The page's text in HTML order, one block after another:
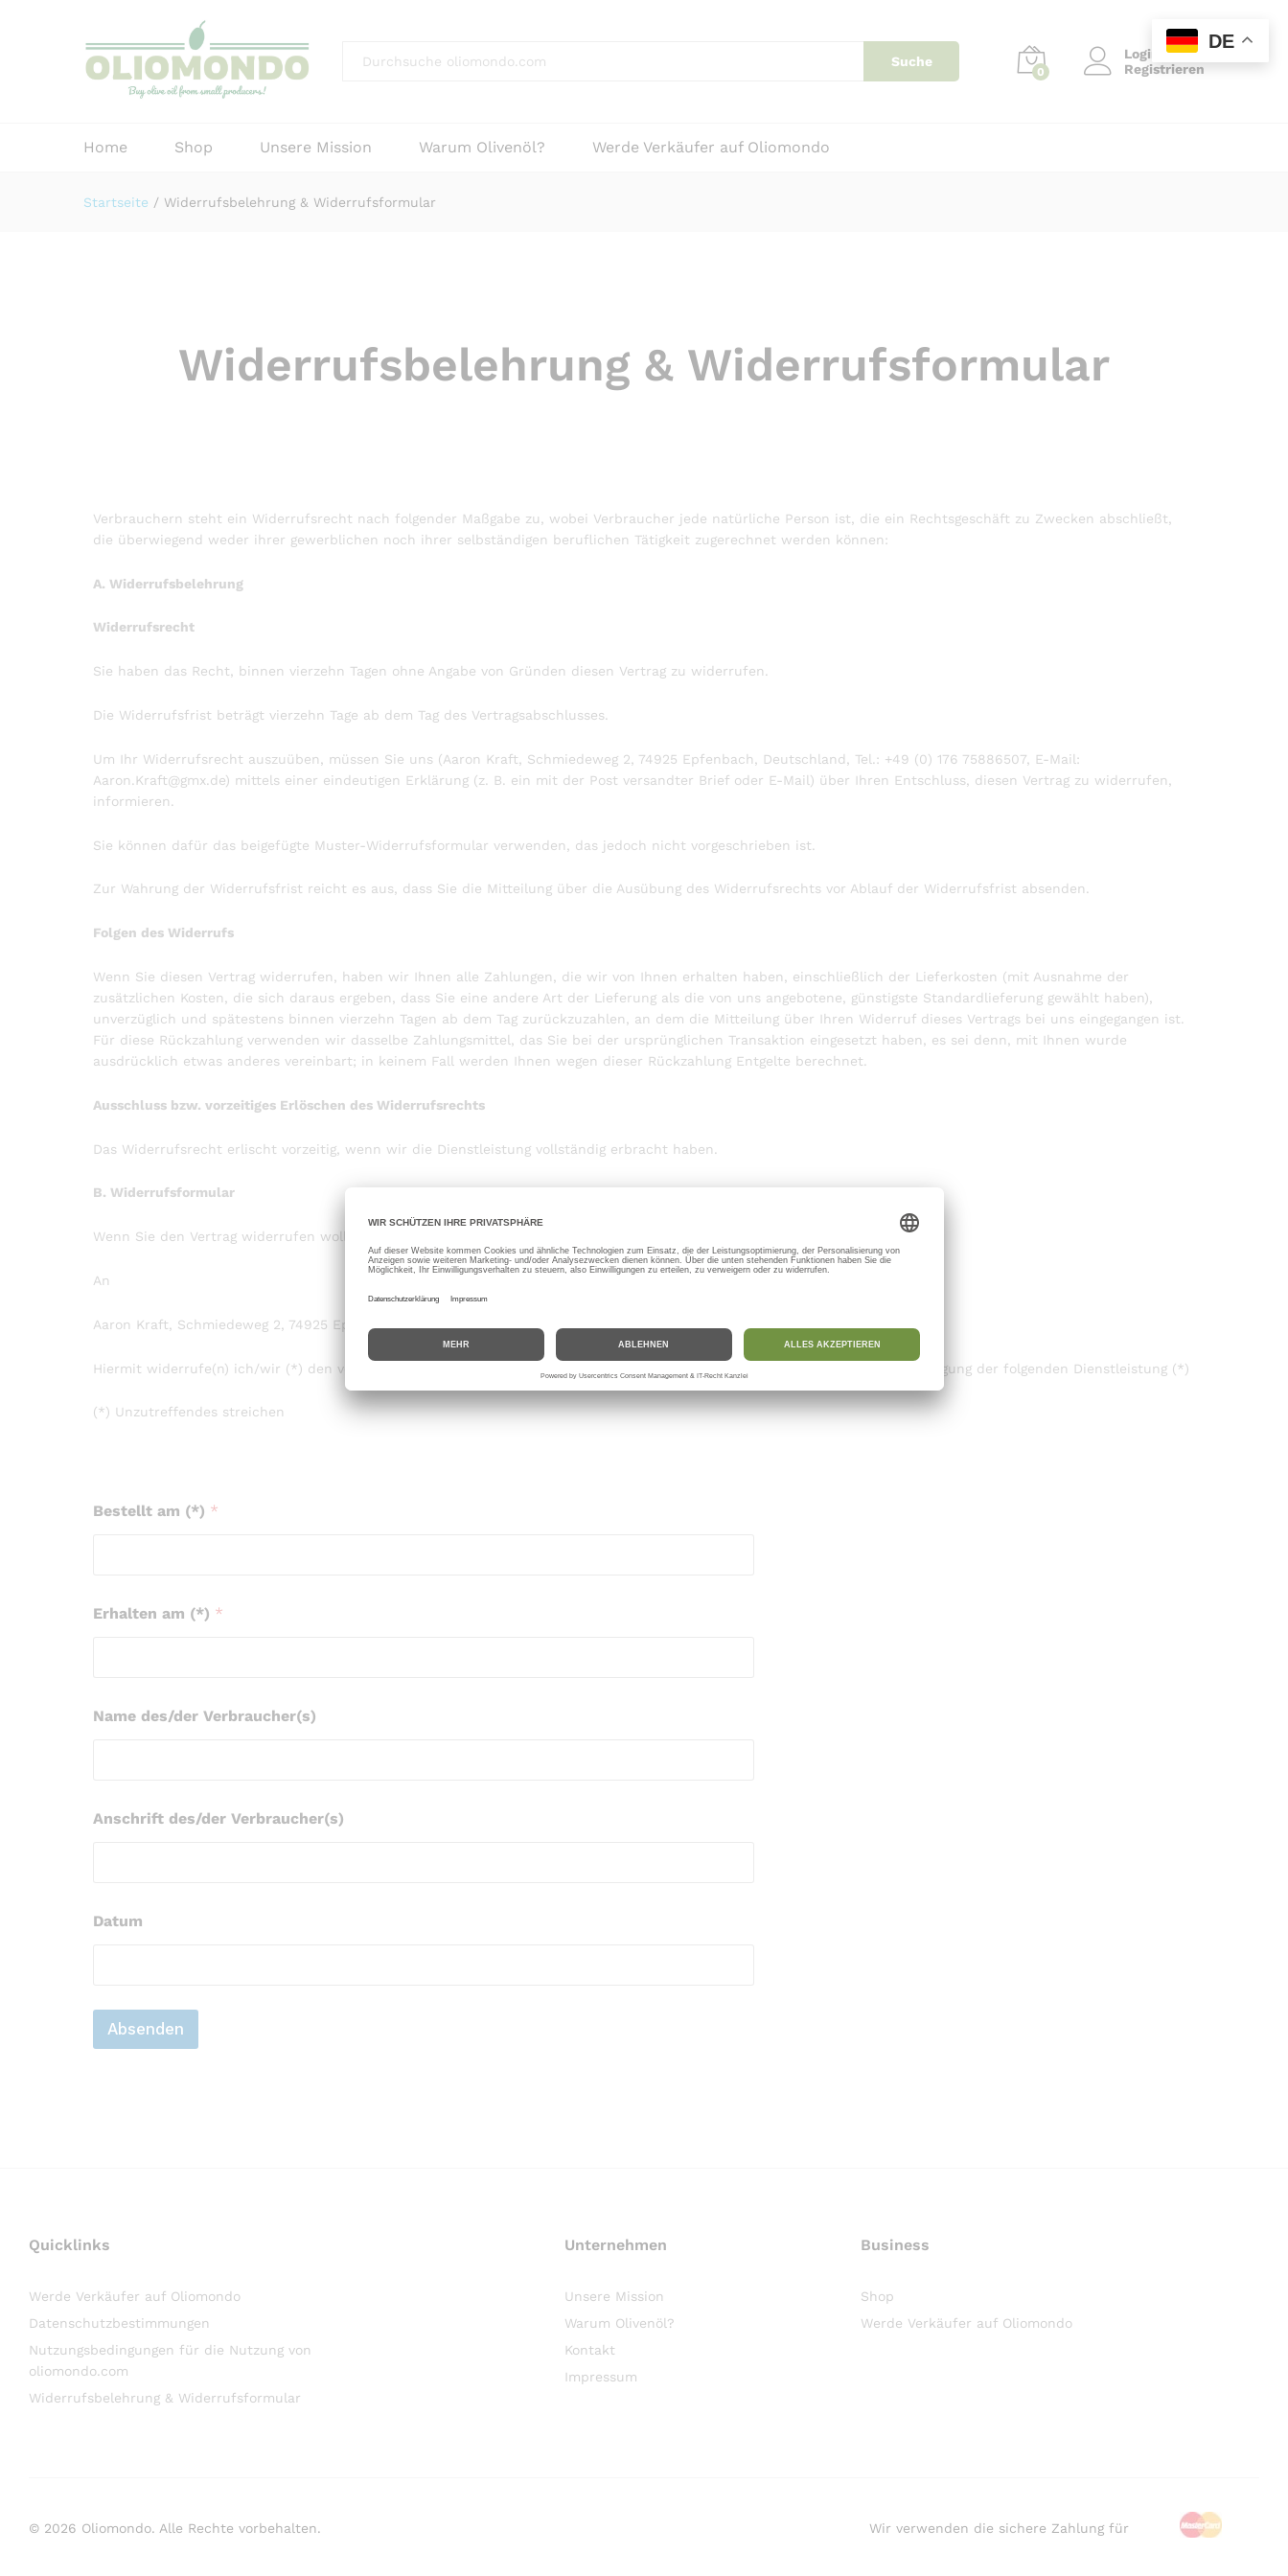
Alle Suche
0
Login
Registrieren
Home Shop Unsere Mission Warum Olivenöl? Werde Verkäufer auf Oliomondo
Startseite / Widerrufsbelehrung & Widerrufsformular
Widerrufsbelehrung & Widerrufsformular
Verbrauchern steht ein Widerrufsrecht nach folgender Maßgabe zu, wobei Verbraucher jede natürliche Person ist, die ein Rechtsgeschäft zu Zwecken abschließt,
die überwiegend weder ihrer gewerblichen noch ihrer selbständigen beruflichen Tätigkeit zugerechnet werden können:
A. Widerrufsbelehrung
Widerrufsrecht
Sie haben das Recht, binnen vierzehn Tagen ohne Angabe von Gründen diesen Vertrag zu widerrufen.
Die Widerrufsfrist beträgt vierzehn Tage ab dem Tag des Vertragsabschlusses.
Um Ihr Widerrufsrecht auszuüben, müssen Sie uns (Aaron Kraft, Schmiedeweg 2, 74925 Epfenbach, Deutschland, Tel.: +49 (0) 176 75886507, E-Mail:
Aaron.Kraft@gmx.de) mittels einer eindeutigen Erklärung (z. B. ein mit der Post versandter Brief oder E-Mail) über Ihren Entschluss, diesen Vertrag zu widerrufen,
informieren.
Sie können dafür das beigefügte Muster-Widerrufsformular verwenden, das jedoch nicht vorgeschrieben ist.
Zur Wahrung der Widerrufsfrist reicht es aus, dass Sie die Mitteilung über die Ausübung des Widerrufsrechts vor Ablauf der Widerrufsfrist absenden.
Folgen des Widerrufs
Wenn Sie diesen Vertrag widerrufen, haben wir Ihnen alle Zahlungen, die wir von Ihnen erhalten haben, einschließlich der Lieferkosten (mit Ausnahme der
zusätzlichen Kosten, die sich daraus ergeben, dass Sie eine andere Art der Lieferung als die von uns angebotene, günstigste Standardlieferung gewählt haben),
unverzüglich und spätestens binnen vierzehn Tagen ab dem Tag zurückzuzahlen, an dem die Mitteilung über Ihren Widerruf dieses Vertrags bei uns eingegangen ist.
Für diese Rückzahlung verwenden wir dasselbe Zahlungsmittel, das Sie bei der ursprünglichen Transaktion eingesetzt haben, es sei denn, mit Ihnen wurde
ausdrücklich etwas anderes vereinbart; in keinem Fall werden Ihnen wegen dieser Rückzahlung Entgelte berechnet.
Ausschluss bzw. vorzeitiges Erlöschen des Widerrufsrechts
Das Widerrufsrecht erlischt vorzeitig, wenn wir die Dienstleistung vollständig erbracht haben.
B. Widerrufsformular
Wenn Sie den Vertrag widerrufen wollen, dann füllen Sie bitte dieses Formular aus und senden es zurück.
An
Aaron Kraft, Schmiedeweg 2, 74925 Epfenbach, Deutschland, E-Mail: Aaron.Kraft@gmx.de
Hiermit widerrufe(n) ich/wir (*) den von mir/uns (*) abgeschlossenen Vertrag über den Kauf der folgenden Waren (*)/die Erbringung der folgenden Dienstleistung (*)
(*) Unzutreffendes streichen
Bestellt am (*) *
Erhalten am (*) *
Name des/der Verbraucher(s)
Anschrift des/der Verbraucher(s)
m
d
r
Datum
Absenden
Quicklinks
Werde Verkäufer auf Oliomondo
Datenschutzbestimmungen
Nutzungsbedingungen für die Nutzung von
oliomondo.com
Widerrufsbelehrung & Widerrufsformular
Unternehmen
Unsere Mission
Warum Olivenöl?
Kontakt
Impressum
Business
Shop
Werde Verkäufer auf Oliomondo
© 2026 Oliomondo. Alle Rechte vorbehalten. Wir verwenden die sichere Zahlung für
DE